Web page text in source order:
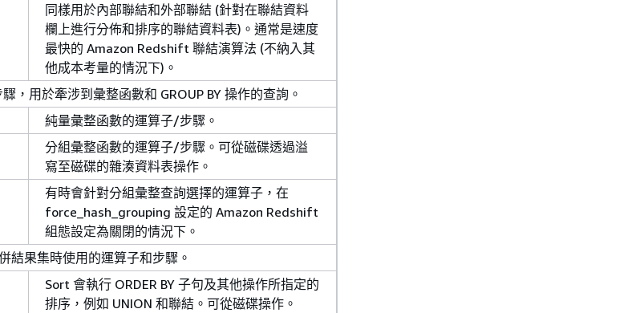
同樣用於內部聯結和外部聯結 (針對在聯結資料
欄上進行分佈和排序的聯結資料表)。通常是速度
最快的 Amazon Redshift 聯結演算法 (不納入其
他成本考量的情況下)。
，用於牽涉到彙整函數和 GROUP BY 操作的查詢。
純量彙整函數的運算子/步驟。
分組彙整函數的運算子/步驟。可從磁碟透過溢
寫至磁碟的雜湊資料表操作。
有時會針對分組彙整查詢選擇的運算子，在
force_hash_grouping 設定的 Amazon Redshift
組態設定為關閉的情況下。
結果集時使用的運算子和步驟。
Sort 會執行 ORDER BY 子句及其他操作所指定的
排序，例如 UNION 和聯結。可從磁碟操作。